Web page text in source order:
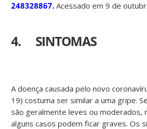
248328867.Acessado em 9 de
4. SINTOMAS
A doença causada pelo novo
19) costuma ser similar a uma gripe.
são geralmente leves ou moderados,
alguns casos podem ficar graves. Os